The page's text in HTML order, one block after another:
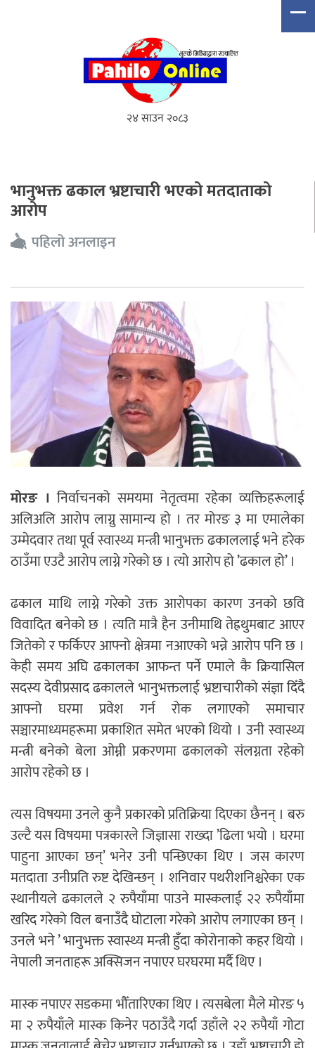
२४ साउन २०८३
भानुभक्त ढकाल भ्रष्टाचारी भएको मतदाताको
आरोप
पहिलो अनलाइन
मोरङ । निर्वाचनको समयमा नेतृत्वमा रहेका व्यक्तिहरूलाई
अलिअलि आरोप लाग्नु सामान्य हो । तर मोरङ ३ मा एमालेका
उम्मेदवार तथा पूर्व स्वास्थ्य मन्त्री भानुभक्त ढकाललाई भने हरेक
ठाउँमा एउटै आरोप लाग्ने गरेको छ । त्यो आरोप हो ’ढकाल हो’ ।
ढकाल माथि लाग्ने गरेको उक्त आरोपका कारण उनको छवि
विवादित बनेको छ । त्यति मात्रै हैन उनीमाथि तेह्रथुमबाट आएर
जितेको र फर्किएर आफ्नो क्षेत्रमा नआएको भन्ने आरोप पनि छ ।
केही समय अघि ढकालका आफन्त पर्ने एमाले कै क्रियासिल
सदस्य देवीप्रसाद ढकालले भानुभक्तलाई भ्रष्टाचारीको संज्ञा दिँदै
आफ्नो घरमा प्रवेश गर्न रोक लगाएको समाचार
सञ्चारमाध्यमहरूमा प्रकाशित समेत भएको थियो । उनी स्वास्थ्य
मन्त्री बनेको बेला ओम्नी प्रकरणमा ढकालको संलग्नता रहेको
आरोप रहेको छ ।
त्यस विषयमा उनले कुनै प्रकारको प्रतिक्रिया दिएका छैनन् । बरु
उल्टै यस विषयमा पत्रकारले जिज्ञासा राख्दा ’ढिला भयो । घरमा
पाहुना आएका छन्’ भनेर उनी पन्छिएका थिए । जस कारण
मतदाता उनीप्रति रुष्ट देखिन्छन् । शनिवार पथरीशनिश्चरेका एक
स्थानीयले ढकालले २ रुपैयाँमा पाउने मास्कलाई २२ रुपैयाँमा
खरिद गरेको विल बनाउँदै घोटाला गरेको आरोप लगाएका छन् ।
उनले भने ’ भानुभक्त स्वास्थ्य मन्त्री हुँदा कोरोनाको कहर थियो ।
नेपाली जनताहरू अक्सिजन नपाएर घरघरमा मर्दै थिए ।
मास्क नपाएर सडकमा भौँतारिएका थिए । त्यसबेला मैले मोरङ ५
मा २ रुपैयाँले मास्क किनेर पठाउँदै गर्दा उहाँले २२ रुपैयाँ गोटा